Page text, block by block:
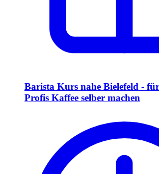
Barista Kurs nahe Bielefeld -
Profis Kaffee selber machen